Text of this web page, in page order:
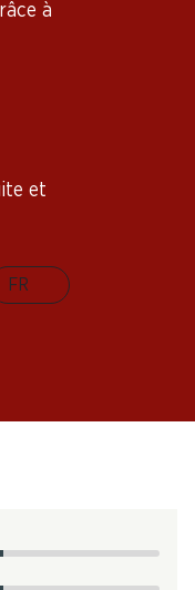
à
et
FR